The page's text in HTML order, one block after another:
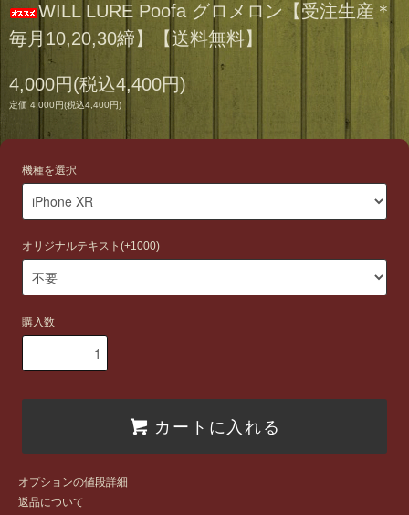
WILL LURE Poofa グロメロン【受注生産＊
毎月10,20,30締】【送料無料】
4,000円(税込4,400円)
定価 4,000円(税込4,400円)
機種を選択
オリジナルテキスト(+1000)
購入数
カートに入れる
オプションの値段詳細
返品について